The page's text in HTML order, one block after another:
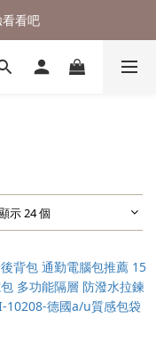
9止
看吧
9止
示 24 個